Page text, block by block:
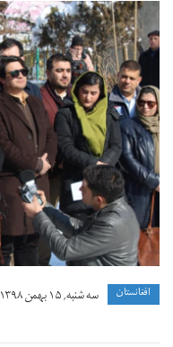
افغانستان سه شنبه, ۱۵ بهمن ۱۳۹۸ ۱۵:۱۳